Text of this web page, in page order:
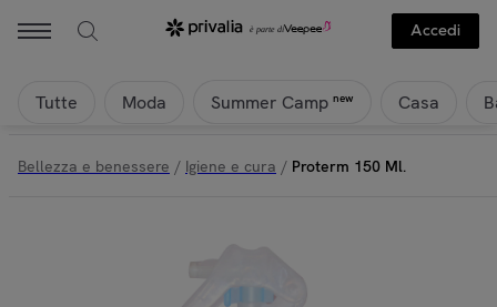
Accedi
Tutte Moda Summer Camp new Casa
Bellezza e benessere / Igiene e cura / Proterm 150 Ml.